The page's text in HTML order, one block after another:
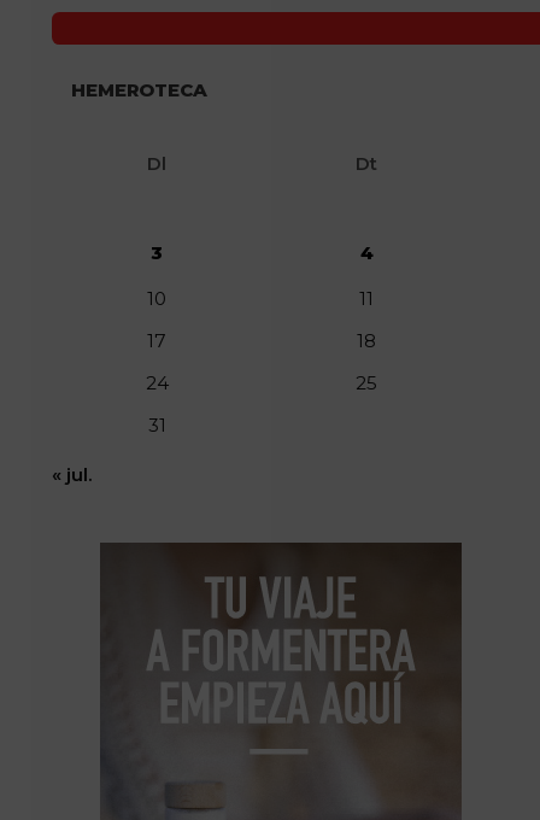
HEMEROTECA
Dl Dt
3
4
10
11
17
18
24
25
31
« jul.